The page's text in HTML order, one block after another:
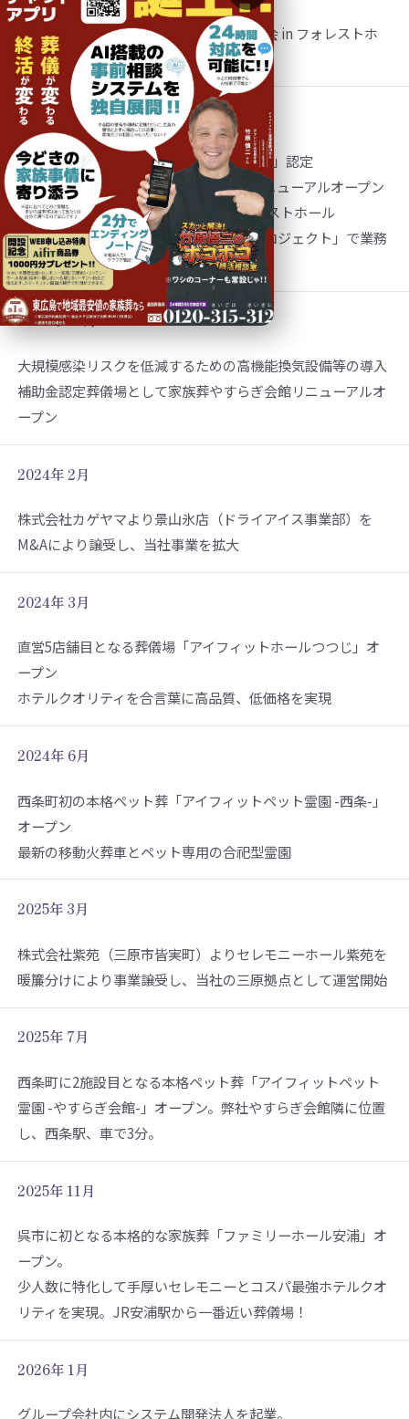
第43回 安芸教区東部地区 仏教壮年大会 in フォレストホ
ール
2023年 7月
全国儀式サービス「全国ベスト葬儀社500」認定
アイフィット フォレストホール完全リニューアルオープン
温もりダイニング佐吉オープン in フォレストホール
広島マツダ様と「新たな葬儀のカタチプロジェクト」で業務
提携。プロジェクションマッピング開始
2023年 12月
大規模感染リスクを低減するための高機能換気設備等の導入
補助金認定葬儀場として家族葬やすらぎ会館リニューアルオ
ープン
2024年 2月
株式会社カゲヤマより景山氷店（ドライアイス事業部）を
M&Aにより譲受し、当社事業を拡大
2024年 3月
直営5店舗目となる葬儀場「アイフィットホールつつじ」オ
ープン
ホテルクオリティを合言葉に高品質、低価格を実現
2024年 6月
西条町初の本格ペット葬「アイフィットペット霊園 -西条-」
オープン
最新の移動火葬車とペット専用の合祀型霊園
2025年 3月
株式会社紫苑（三原市皆実町）よりセレモニーホール紫苑を
暖簾分けにより事業譲受し、当社の三原拠点として運営開始
2025年 7月
西条町に2施設目となる本格ペット葬「アイフィットペット
霊園 -やすらぎ会館-」オープン。弊社やすらぎ会館隣に位置
し、西条駅、車で3分。
2025年 11月
呉市に初となる本格的な家族葬「ファミリーホール安浦」オ
ープン。
少人数に特化して手厚いセレモニーとコスパ最強ホテルクオ
リティを実現。JR安浦駅から一番近い葬儀場！
2026年 1月
グループ会社内にシステム開発法人を起業。